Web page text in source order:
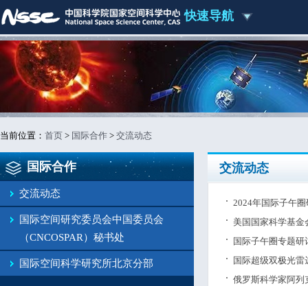
快速导航
当前位置： 首页 > 国际合作 > 交流动态
国际合作
交流动态
国际空间研究委员会中国委员会
（CNCOSPAR）秘书处
国际空间科学研究所北京分部
交流动态
2024年国际子午
美国国家科学基
国际子午圈专题
国际超级双极光
俄罗斯科学家阿列